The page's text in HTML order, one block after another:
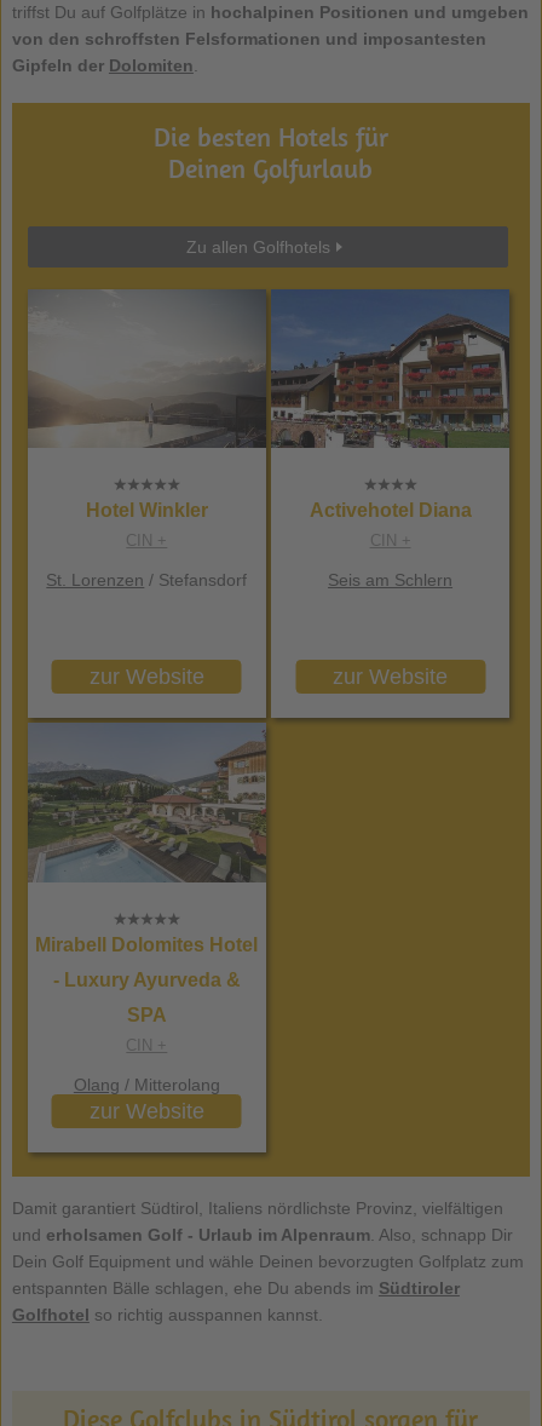
triffst Du auf Golfplätze in hochalpinen Positionen und umgeben
von den schroffsten Felsformationen und imposantesten
Gipfeln der Dolomiten
Die besten Hotels für
Deinen Golfurlaub
Zu allen Golfhotels
Hotel Winkler
CIN +
St. Lorenzen / Stefansdorf
zur Website
Activehotel Diana
CIN +
Seis am Schlern
zur Website
Mirabell Dolomites Hotel
- Luxury Ayurveda &
SPA
CIN +
Olang / Mitterolang
zur Website
Damit garantiert Südtirol, Italiens nördlichste Provinz, vielfältigen
und erholsamen Golf - Urlaub im Alpenraum. Also, schnapp Dir
Dein Golf Equipment und wähle Deinen bevorzugten Golfplatz zum
entspannten Bälle schlagen, ehe Du abends im Südtiroler
Golfhotel so richtig ausspannen kannst.
Diese Golfclubs in Südtirol sorgen für